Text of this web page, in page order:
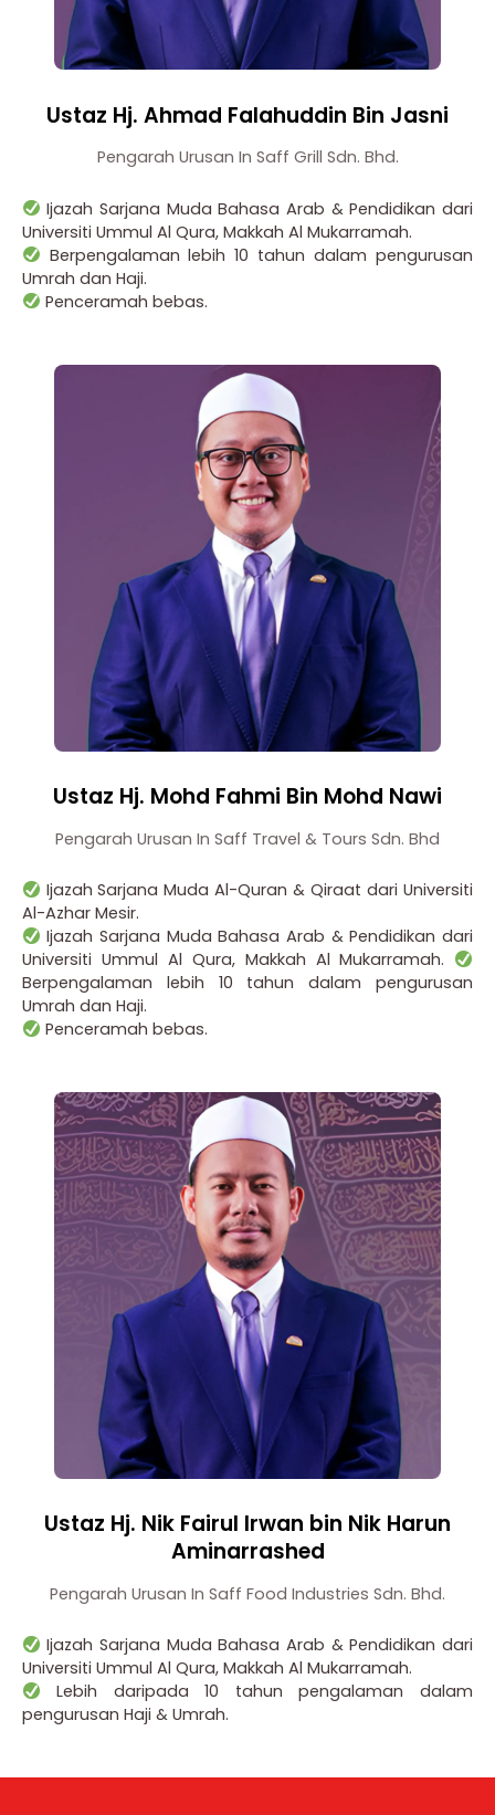
Ustaz Hj. Ahmad Falahuddin Bin Jasni
Pengarah Urusan In Saff Grill Sdn. Bhd.
Ijazah Sarjana Muda Bahasa Arab & Pendidikan dari
Universiti Ummul Al Qura, Makkah Al Mukarramah.
Berpengalaman lebih 10 tahun dalam pengurusan
Umrah dan Haji.
Penceramah bebas.
Ustaz Hj. Mohd Fahmi Bin Mohd Nawi
Pengarah Urusan In Saff Travel & Tours Sdn. Bhd
Ijazah Sarjana Muda Al-Quran & Qiraat dari Universiti
Al-Azhar Mesir.
Ijazah Sarjana Muda Bahasa Arab & Pendidikan dari
Universiti Ummul Al Qura, Makkah Al Mukarramah.
Berpengalaman lebih 10 tahun dalam pengurusan
Umrah dan Haji.
Penceramah bebas.
Ustaz Hj. Nik Fairul Irwan bin Nik Harun
Aminarrashed
Pengarah Urusan In Saff Food Industries Sdn. Bhd.
Ijazah Sarjana Muda Bahasa Arab & Pendidikan dari
Universiti Ummul Al Qura, Makkah Al Mukarramah.
Lebih daripada 10 tahun pengalaman dalam
pengurusan Haji & Umrah.